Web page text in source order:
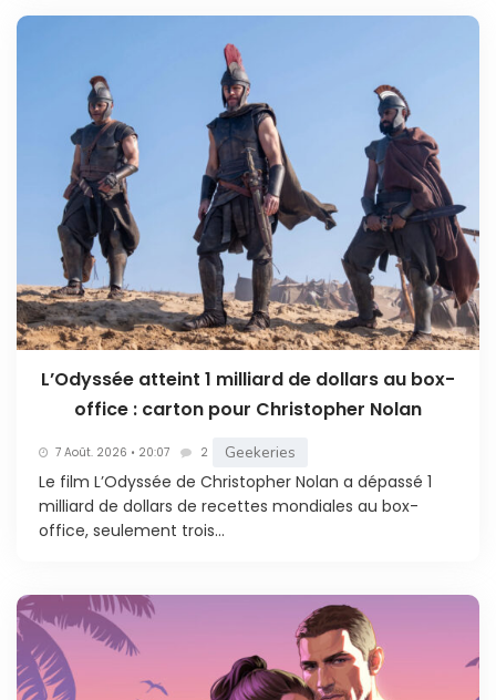
L’Odyssée atteint 1 milliard de dollars au box-
office : carton pour Christopher Nolan
7 Août. 2026 • 20:07 2 Geekeries
Le film L’Odyssée de Christopher Nolan a dépassé 1
milliard de dollars de recettes mondiales au box-
office, seulement trois...